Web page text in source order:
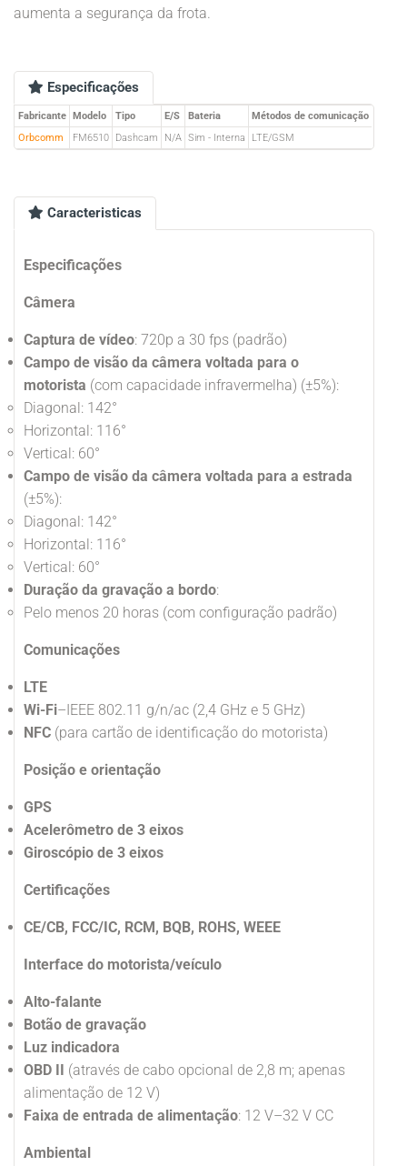
aumenta a segurança da frota.
Especificações
Fabricante Modelo Tipo E/S Bateria
Métodos de comunicação
Orbcomm
FM6510 Dashcam N/A Sim - Interna LTE/GSM
Caracteristicas
Especificações
Câmera
Captura de vídeo: 720p a 30 fps (padrão)
Campo de visão da câmera voltada para o
motorista (com capacidade infravermelha) (±5%):
Diagonal: 142°
Horizontal: 116°
Vertical: 60°
Campo de visão da câmera voltada para a estrada
(±5%):
Diagonal: 142°
Horizontal: 116°
Vertical: 60°
Duração da gravação a bordo:
Pelo menos 20 horas (com configuração padrão)
Comunicações
LTE
Wi-Fi–IEEE 802.11 g/n/ac (2,4 GHz e 5 GHz)
NFC (para cartão de identificação do motorista)
Posição e orientação
GPS
Acelerômetro de 3 eixos
Giroscópio de 3 eixos
Certificações
CE/CB, FCC/IC, RCM, BQB, ROHS, WEEE
Interface do motorista/veículo
Alto-falante
Botão de gravação
Luz indicadora
OBD II (através de cabo opcional de 2,8 m; apenas
alimentação de 12 V)
Faixa de entrada de alimentação: 12 V–32 V CC
Ambiental